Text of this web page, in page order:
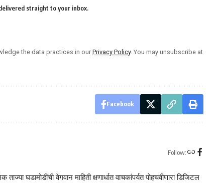
straight to your inbox.
the data practices in our Privacy Policy. You may unsubscribe at
Facebook
Follow:
घडामोडींची वेगवान माहिती क्षणार्धात वाचकांपर्यत पोहचवीणारा डिजिटल